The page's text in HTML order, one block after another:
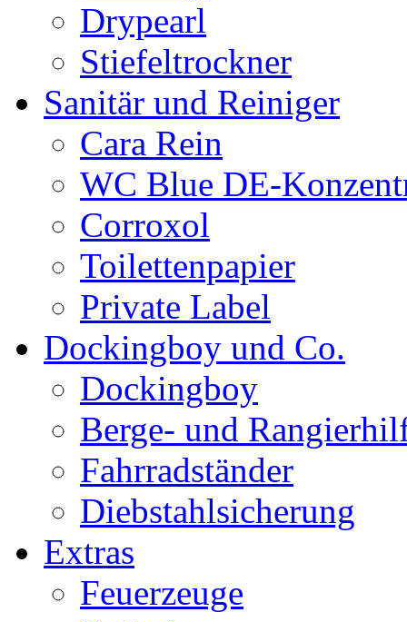
Drypearl
Stiefeltrockner
Sanitär und Reiniger
Cara Rein
WC Blue DE-
Corroxol
Toilettenpapier
Private Label
Dockingboy und Co.
Dockingboy
Berge- und
Fahrradständer
Diebstahlsicherung
Extras
Feuerzeuge